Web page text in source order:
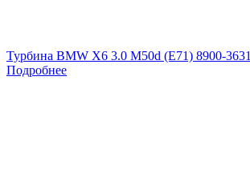
Турбина BMW X6 3.0 M50d (E71) 8900-3631
Подробнее